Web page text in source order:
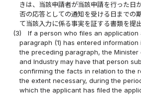
きは、当該申請者が当該申請を行った日
否の応答としての通知を受ける日までの
て当該入力に係る事実を証する書類を提
(3)
If a person who files an application
paragraph (1) has entered
the preceding paragraph, the Minister
and Industry may have that person
confirming the facts in relation to the
the extent necessary, during the
which the applicant has filed the